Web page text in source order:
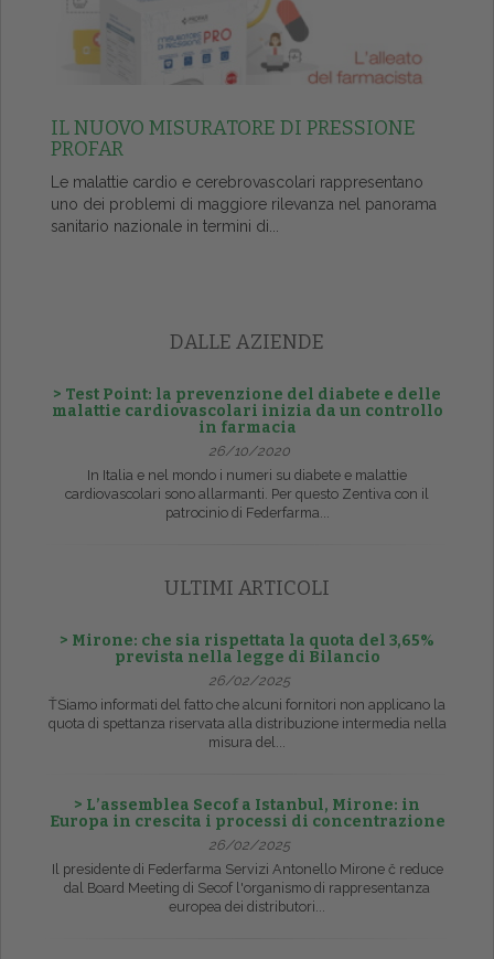
IL NUOVO MISURATORE DI PRESSIONE
PROFAR
Le malattie cardio e cerebrovascolari rappresentano
uno dei problemi di maggiore rilevanza nel panorama
sanitario nazionale in termini di...
DALLE AZIENDE
> Test Point: la prevenzione del diabete e delle
malattie cardiovascolari inizia da un controllo
in farmacia
26/10/2020
In Italia e nel mondo i numeri su diabete e malattie
cardiovascolari sono allarmanti. Per questo Zentiva con il
patrocinio di Federfarma...
ULTIMI ARTICOLI
> Mirone: che sia rispettata la quota del 3,65%
prevista nella legge di Bilancio
26/02/2025
ŤSiamo informati del fatto che alcuni fornitori non applicano la
quota di spettanza riservata alla distribuzione intermedia nella
misura del...
> L’assemblea Secof a Istanbul, Mirone: in
Europa in crescita i processi di concentrazione
26/02/2025
Il presidente di Federfarma Servizi Antonello Mirone č reduce
dal Board Meeting di Secof l'organismo di rappresentanza
europea dei distributori...